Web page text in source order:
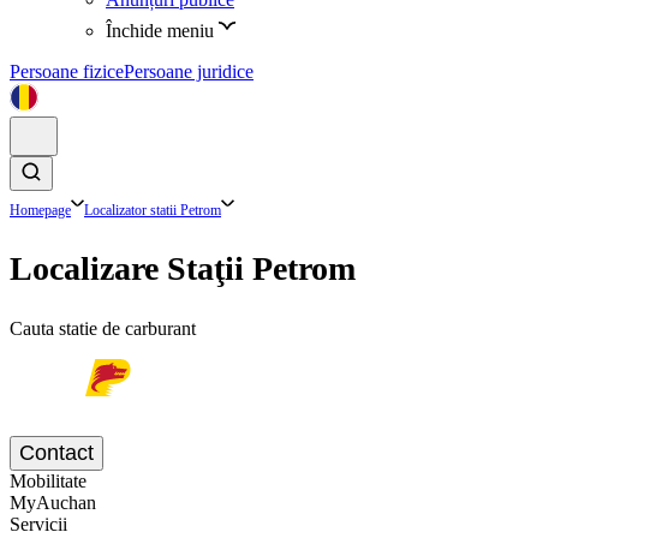
Închide meniu
Persoane fizicePersoane juridice
Homepage Localizator statii Petrom
Localizare Staţii Petrom
Cauta statie de carburant
Contact
Mobilitate
MyAuchan
Servicii